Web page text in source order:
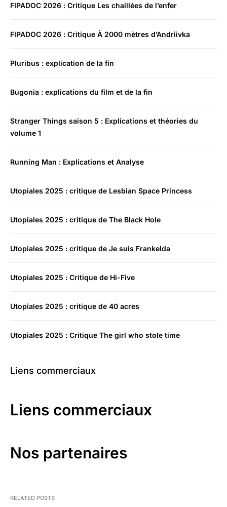
FIPADOC 2026 : Critique Les chaillées de l’enfer
FIPADOC 2026 : Critique À 2000 mètres d’Andriivka
Pluribus : explication de la fin
Bugonia : explications du film et de la fin
Stranger Things saison 5 : Explications et théories du
volume 1
Running Man : Explications et Analyse
Utopiales 2025 : critique de Lesbian Space Princess
Utopiales 2025 : critique de The Black Hole
Utopiales 2025 : critique de Je suis Frankelda
Utopiales 2025 : Critique de Hi-Five
Utopiales 2025 : critique de 40 acres
Utopiales 2025 : Critique The girl who stole time
Liens commerciaux
Liens commerciaux
Nos partenaires
RELATED POSTS